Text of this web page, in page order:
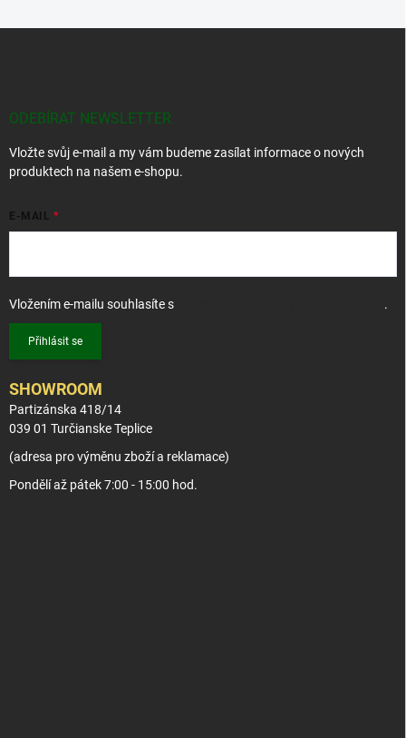
ODEBÍRAT NEWSLETTER
Vložte svůj e-mail a my vám budeme zasílat informace o nových
produktech na našem e-shopu.
E-MAIL
Vložením e-mailu souhlasíte s .
Přihlásit se
SHOWROOM
Partizánska 418/14
039 01 Turčianske Teplice
(adresa pro výměnu zboží a reklamace)
Pondělí až pátek 7:00 - 15:00 hod.